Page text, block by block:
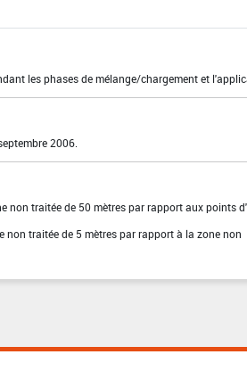
les phases de mélange/chargement et
2006.
non traitée de 50 mètres par rapport aux points
non traitée de 5 mètres par rapport à la zone non